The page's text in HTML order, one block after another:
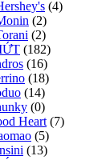
(4)
(2)
(2)
(182)
(16)
(18)
(14)
(0)
Heart (7)
(5)
(13)